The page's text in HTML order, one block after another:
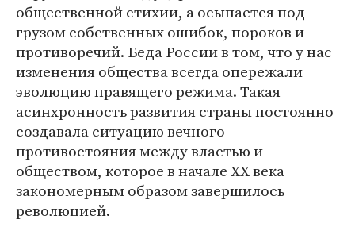
общественной стихии, а осыпается под
грузом собственных ошибок, пороков и
противоречий. Беда России в том, что у нас
изменения общества всегда опережали
эволюцию правящего режима. Такая
асинхронность развития страны постоянно
создавала ситуацию вечного
противостояния между властью и
обществом, которое в начале XX века
закономерным образом завершилось
революцией.